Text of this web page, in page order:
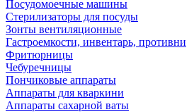
Посудомоечные машины
Стерилизаторы для посуды
Зонты вентиляционные
Гастроемкости, инвентарь, противни
Фритюрницы
Чебуречницы
Пончиковые аппараты
Аппараты для кваркини
Аппараты сахарной ваты